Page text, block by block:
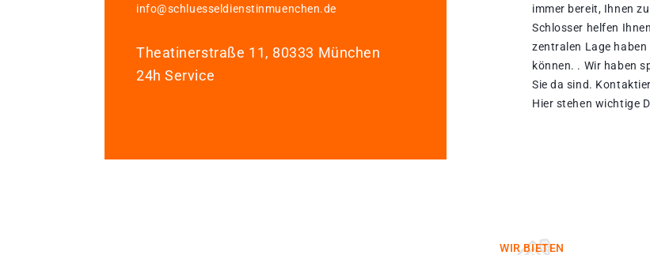
info@schluesseldienstinmuenchen.de
Theatinerstraße 11, 80333 München
24h Service
immer bereit, Ihnen
Schlosser helfen
zentralen Lage
können. . Wir haben
Sie da sind.
Hier stehen wichtige
WIR BIETEN